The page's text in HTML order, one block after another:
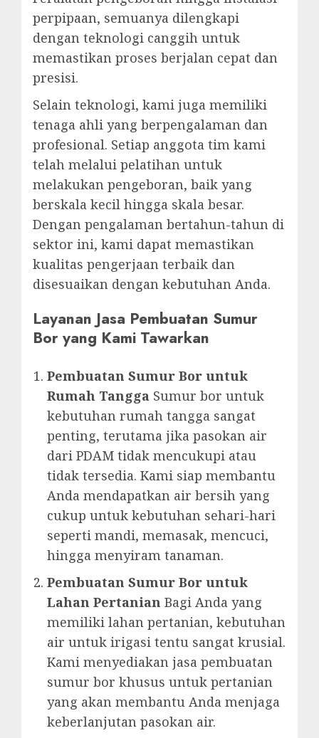
perpipaan, semuanya dilengkapi
dengan teknologi canggih untuk
memastikan proses berjalan cepat dan
presisi.
Selain teknologi, kami juga memiliki
tenaga ahli yang berpengalaman dan
profesional. Setiap anggota tim kami
telah melalui pelatihan untuk
melakukan pengeboran, baik yang
berskala kecil hingga skala besar.
Dengan pengalaman bertahun-tahun di
sektor ini, kami dapat memastikan
kualitas pengerjaan terbaik dan
disesuaikan dengan kebutuhan Anda.
Layanan Jasa Pembuatan Sumur
Bor yang Kami Tawarkan
Pembuatan Sumur Bor untuk
Rumah Tangga Sumur bor untuk
kebutuhan rumah tangga sangat
penting, terutama jika pasokan air
dari PDAM tidak mencukupi atau
tidak tersedia. Kami siap membantu
Anda mendapatkan air bersih yang
cukup untuk kebutuhan sehari-hari
seperti mandi, memasak, mencuci,
hingga menyiram tanaman.
Pembuatan Sumur Bor untuk
Lahan Pertanian Bagi Anda yang
memiliki lahan pertanian, kebutuhan
air untuk irigasi tentu sangat krusial.
Kami menyediakan jasa pembuatan
sumur bor khusus untuk pertanian
yang akan membantu Anda menjaga
keberlanjutan pasokan air.